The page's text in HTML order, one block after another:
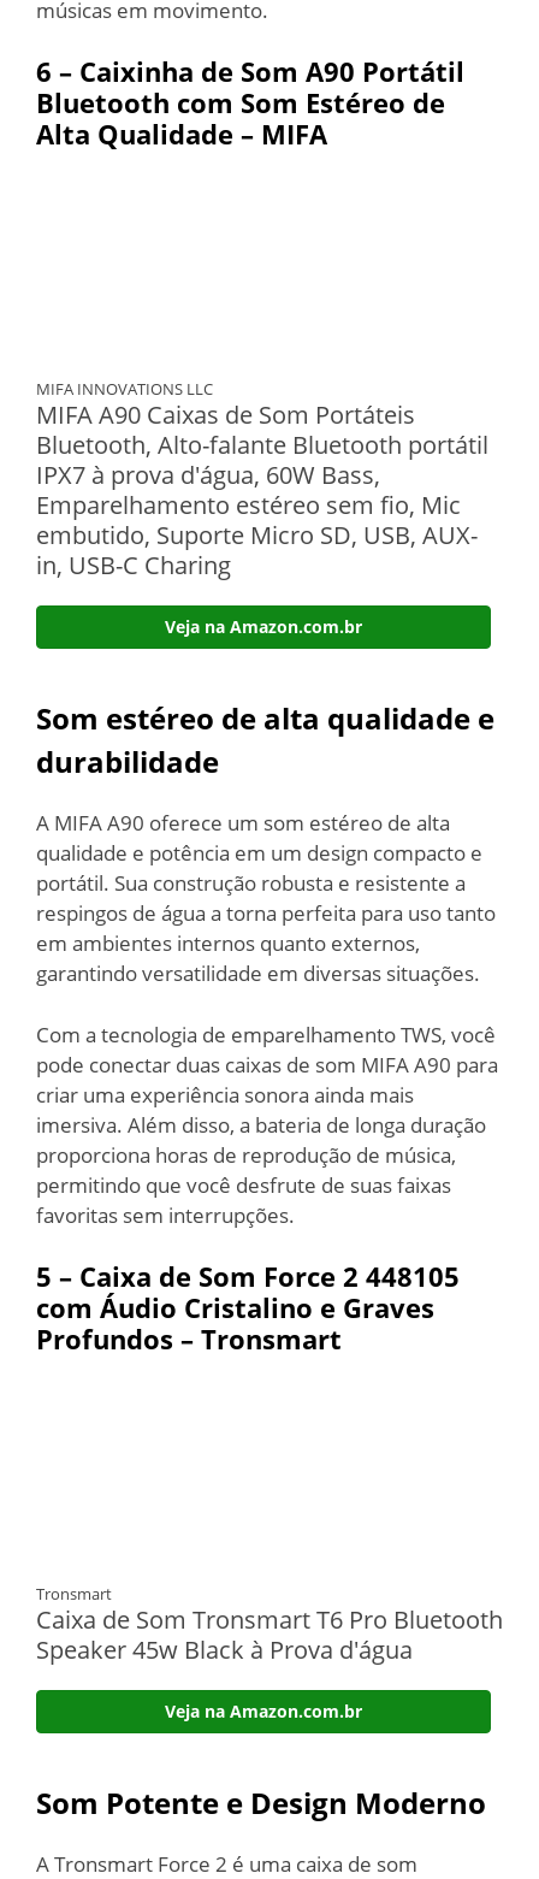
músicas em movimento.
6 – Caixinha de Som A90 Portátil
Bluetooth com Som Estéreo de
Alta Qualidade – MIFA
MIFA INNOVATIONS LLC
MIFA A90 Caixas de Som Portáteis
Bluetooth, Alto-falante Bluetooth portátil
IPX7 à prova d'água, 60W Bass,
Emparelhamento estéreo sem fio, Mic
embutido, Suporte Micro SD, USB, AUX-
in, USB-C Charing
Veja na Amazon.com.br
Som estéreo de alta qualidade e
durabilidade
A MIFA A90 oferece um som estéreo de alta
qualidade e potência em um design compacto e
portátil. Sua construção robusta e resistente a
respingos de água a torna perfeita para uso tanto
em ambientes internos quanto externos,
garantindo versatilidade em diversas situações.
Com a tecnologia de emparelhamento TWS, você
pode conectar duas caixas de som MIFA A90 para
criar uma experiência sonora ainda mais
imersiva. Além disso, a bateria de longa duração
proporciona horas de reprodução de música,
permitindo que você desfrute de suas faixas
favoritas sem interrupções.
5 – Caixa de Som Force 2 ‎448105
com Áudio Cristalino e Graves
Profundos – Tronsmart
Tronsmart
Caixa de Som Tronsmart T6 Pro Bluetooth
Speaker 45w Black à Prova d'água
Veja na Amazon.com.br
Som Potente e Design Moderno
A Tronsmart Force 2 é uma caixa de som